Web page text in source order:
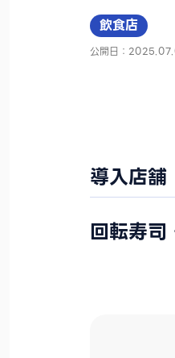
飲食店
公開日：
導入店舗
回転寿